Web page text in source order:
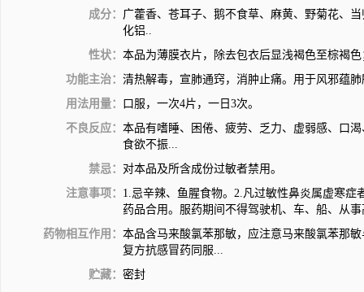
成分： 广藿香、苍耳子、鹅不食草、麻黄、野菊花、
化铝..
性状： 本品为薄膜衣片，除去包衣后显浅褐色至棕褐
功能主治： 清热解毒，宣肺通窍，消肿止痛。用于风邪蕴
用法用量：
口服，一次4片，一日3次。
不良反应： 本品有嗜睡、困倦、疲劳、乏力、虚弱感、口
食欲不振...
禁忌： 对本品及所含成份过敏者禁用。
注意事项： 1.忌辛辣、鱼腥食物。2.凡过敏性鼻炎属虚寒
药品合用。服药期间不得驾驶机、车、船、从
药物相互作用： 本品含马来酸氯苯那敏，应注意马来酸氯苯那
复方抗感冒药同服...
贮藏： 密封